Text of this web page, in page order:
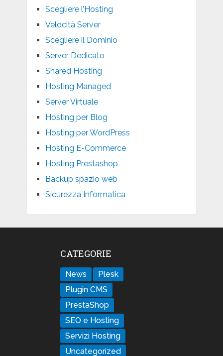
Scegliere l’Hosting
Velocità Server
Scegliere il Dominio
Server Dedicato
Shared Hosting
Hosting Managed
Server Virtuale
Hosting per Blog
Hosting per WordPress
Hosting E-Commerce
Hosting Prestashop
Backup spazio web
Sicurezza Informatica
CATEGORIE
News
Plesk
Plugin CMS
PrestaShop
SEO e Hosting
Servizi Hosting
Uncategorized